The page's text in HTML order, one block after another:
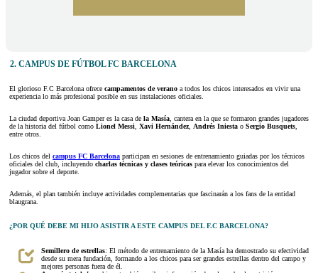
2. CAMPUS DE FÚTBOL FC BARCELONA
El glorioso F.C Barcelona ofrece campamentos de verano a todos los chicos interesados en vivir una
experiencia lo más profesional posible en sus instalaciones oficiales.
La ciudad deportiva Joan Gamper es la casa de la Masía , cantera en la que se formaron grandes jugadores
de la historia del fútbol como Lionel Messi Xavi Hernández, Andrés Iniesta o Sergio Busquets
entre otros.
Los chicos del campus FC Barcelona participan en sesiones de entrenamiento guiadas por los técnicos
oficiales del club, incluyendo charlas técnicas y clases teóricas para elevar los conocimientos del
jugador sobre el deporte.
Además, el plan también incluye actividades complementarias que fascinarán a los fans de la entidad
blaugrana.
¿POR QUÉ DEBE MI HIJO ASISTIR A ESTE CAMPUS DEL F.C BARCELONA?
Semillero de estrellas: El método de entrenamiento de la Masía ha demostrado su efectividad
desde su mera fundación, formando a los chicos para ser grandes estrellas dentro del campo y
mejores personas fuera de él.